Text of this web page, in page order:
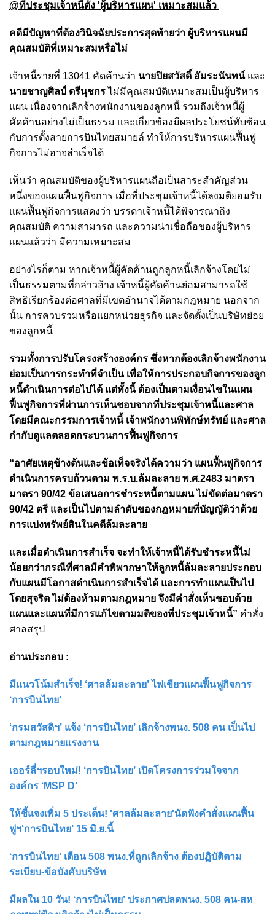
@ที่ประชุมเจ้าหนี้ตั้ง 'ผู้บริหารแผน' เหมาะสมแล้ว
คดีมีปัญหาที่ต้องวินิจฉัยประการสุดท้ายว่า ผู้บริหารแผนมี
คุณสมบัติที่เหมาะสมหรือไม่
เจ้าหนี้รายที่ 13041 คัดค้านว่า นายปิยสวัสดิ์ อัมระนันทน์และ
นายชาญศิลป์ ตรีนุชกรไม่มีคุณสมบัติเหมาะสมเป็นผู้บริหาร
แผน เนื่องจากเลิกจ้างพนักงานของลูกหนี้ รวมถึงเจ้าหนี้ผู้
คัดค้านอย่างไม่เป็นธรรม และเกี่ยวข้องมีผลประโยชน์ทับซ้อน
กับการตั้งสายการบินไทยสมายล์ ทำให้การบริหารแผนฟื้นฟู
กิจการไม่อาจสำเร็จได้
เห็นว่า คุณสมบัติของผู้บริหารแผนถือเป็นสาระสำคัญส่วน
หนึ่งของแผนฟื้นฟูกิจการ เมื่อที่ประชุมเจ้าหนี้ได้ลงมติยอมรับ
แผนฟื้นฟูกิจการแสดงว่า บรรดาเจ้าหนี้ได้พิจารณาถึง
คุณสมบัติ ความสามารถ และความน่าเชื่อถือของผู้บริหาร
แผนแล้วว่า มีความเหมาะสม
อย่างไรก็ตาม หากเจ้าหนี้ผู้คัดค้านถูกลูกหนี้เลิกจ้างโดยไม่
เป็นธรรมตามที่กล่าวอ้าง เจ้าหนี้ผู้คัดค้านย่อมสามารถใช้
สิทธิเรียกร้องต่อศาลที่มีเขตอำนาจได้ตามกฎหมาย นอกจาก
นั้น การควบรวมหรือแยกหน่วยธุรกิจ และจัดตั้งเป็นบริษัทย่อย
ของลูกหนี้
รวมทั้งการปรับโครงสร้างองค์กร ซึ่งหากต้องเลิกจ้างพนักงาน
ย่อมเป็นการกระทำที่จำเป็น เพื่อให้การประกอบกิจการของลูก
หนี้ดำเนินการต่อไปได้ แต่ทั้งนี้ ต้องเป็นตามเงื่อนไขในแผน
ฟื้นฟูกิจการที่ผ่านการเห็นชอบจากที่ประชุมเจ้าหนี้และศาล
โดยมีคณะกรรมการเจ้าหนี้ เจ้าพนักงานพิทักษ์ทรัพย์ และศาล
กำกับดูแลตลอดกระบวนการฟื้นฟูกิจการ
“อาศัยเหตุข้างต้นและข้อเท็จจริงได้ความว่า แผนฟื้นฟูกิจการ
ดำเนินการครบถ้วนตาม พ.ร.บ.ล้มละลาย พ.ศ.2483 มาตรา
มาตรา 90/42 ข้อเสนอการชำระหนี้ตามแผน ไม่ขัดต่อมาตรา
90/42 ตรี และเป็นไปตามลำดับของกฎหมายที่บัญญัติว่าด้วย
การแบ่งทรัพย์สินในคดีล้มละลาย
และเมื่อดำเนินการสำเร็จ จะทำให้เจ้าหนี้ได้รับชำระหนี้ไม่
น้อยกว่ากรณีที่ศาลมีคำพิพากษาให้ลูกหนี้ล้มละลายประกอบ
กับแผนมีโอกาสดำเนินการสำเร็จได้ และการทำแผนเป็นไป
โดยสุจริต ไม่ต้องห้ามตามกฎหมาย จึงมีคำสั่งเห็นชอบด้วย
แผนและแผนที่มีการแก้ไขตามมติของที่ประชุมเจ้าหนี้” คำสั่ง
ศาลสรุป
อ่านประกอบ :
มีแนวโน้มสำเร็จ! ‘ศาลล้มละลาย’ ไฟเขียวแผนฟื้นฟูกิจการ
‘การบินไทย’
‘กรมสวัสดิฯ’ แจ้ง ‘การบินไทย’ เลิกจ้างพนง. 508 คน เป็นไป
ตามกฎหมายแรงงาน
เออร์ลี่ฯรอบใหม่! ‘การบินไทย’ เปิดโครงการร่วมใจจาก
องค์กร ‘MSP D’
ให้ชี้แจงเพิ่ม 5 ประเด็น! 'ศาลล้มละลาย'นัดฟังคำสั่งแผนฟื้น
ฟูฯ‘การบินไทย’ 15 มิ.ย.นี้
‘การบินไทย’ เตือน 508 พนง.ที่ถูกเลิกจ้าง ต้องปฏิบัติตาม
ระเบียบ-ข้อบังคับบริษัท
มีผลใน 10 วัน! ‘การบินไทย’ ประกาศปลดพนง. 508 คน-สห